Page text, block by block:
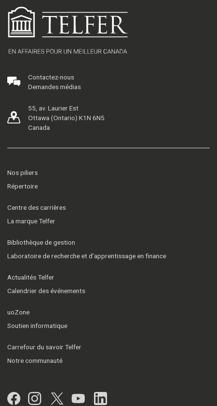
Contactez-nous
Demandes médias
55, av. Laurier Est
Ottawa (Ontario) K1N 6N5
Canada
Nos piliers
Répertoire
Centre des carrières
La marque Telfer
Bibliothèque de gestion
Laboratoire de recherche et d’apprentissage en finance
Actualités Telfer
Calendrier des événements
uoZone
Soutien informatique
Carrefour du savoir Telfer
Notre communauté
Facebook
Instagram
Twitter
YouTubeLinkedIn